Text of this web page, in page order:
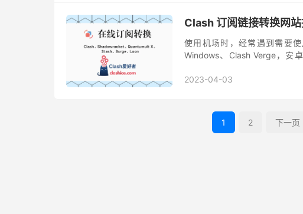
Clash 订阅链接转换网
使用机场时，经常遇到需要
Windows、Clash Verge，安
2023-04-03
1 2 下一页